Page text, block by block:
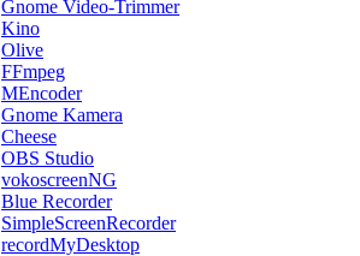
Gnome Video-Trimmer
Kino
Olive
FFmpeg
MEncoder
Gnome Kamera
Cheese
OBS Studio
vokoscreenNG
Blue Recorder
SimpleScreenRecorder
recordMyDesktop